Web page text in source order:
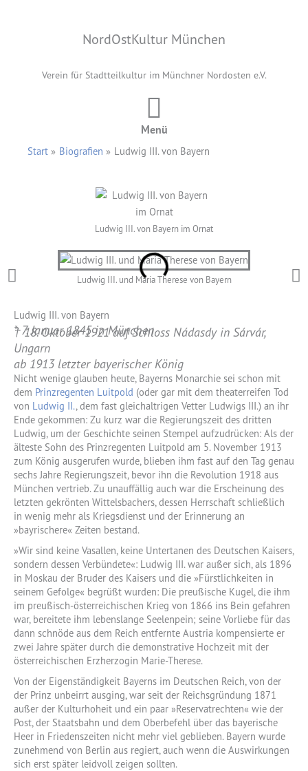
NordOstKultur München
Verein für Stadtteilkultur im Münchner Nordosten e.V.
Menü
Start Biografien Ludwig III. von Bayern
Ludwig III. von Bayern im Ornat
Ludwig III. und Maria Therese von Bayern
Ludwig III. von Bayern
* 7. Januar 1845 in München
† 18. Oktober 1921 auf Schloss Nádasdy in Sárvár,
Ungarn
ab 1913 letzter bayerischer König
Nicht wenige glauben heute, Bayerns Monarchie sei schon mit
dem Prinzregenten Luitpold (oder gar mit dem theaterreifen Tod
von Ludwig II., dem fast gleichaltrigen Vetter Ludwigs III.) an ihr
Ende gekommen: Zu kurz war die Regierungszeit des dritten
Ludwig, um der Geschichte seinen Stempel aufzudrücken: Als der
älteste Sohn des Prinzregenten Luitpold am 5. November 1913
zum König ausgerufen wurde, blieben ihm fast auf den Tag genau
sechs Jahre Regierungszeit, bevor ihn die Revolution 1918 aus
München vertrieb. Zu unauffällig auch war die Erscheinung des
letzten gekrönten Wittelsbachers, dessen Herrschaft schließlich
in wenig mehr als Kriegsdienst und der Erinnerung an
»bayrischere« Zeiten bestand.
»Wir sind keine Vasallen, keine Untertanen des Deutschen Kaisers,
sondern dessen Verbündete«: Ludwig III. war außer sich, als 1896
in Moskau der Bruder des Kaisers und die »Fürstlichkeiten in
seinem Gefolge« begrüßt wurden: Die preußische Kugel, die ihm
im preußisch-österreichischen Krieg von 1866 ins Bein gefahren
war, bereitete ihm lebenslange Seelenpein; seine Vorliebe für das
dann schnöde aus dem Reich entfernte Austria kompensierte er
zwei Jahre später durch die demonstrative Hochzeit mit der
österreichischen Erzherzogin Marie-Therese.
Von der Eigenständigkeit Bayerns im Deutschen Reich, von der
der Prinz unbeirrt ausging, war seit der Reichsgründung 1871
außer der Kulturhoheit und ein paar »Reservatrechten« wie der
Post, der Staatsbahn und dem Oberbefehl über das bayerische
Heer in Friedenszeiten nicht mehr viel geblieben. Bayern wurde
zunehmend von Berlin aus regiert, auch wenn die Auswirkungen
sich erst später leidvoll zeigen sollten.